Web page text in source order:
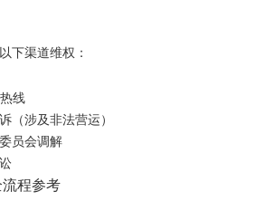
下渠道维权：
线
（涉及非法营运）
员会调解
程参考